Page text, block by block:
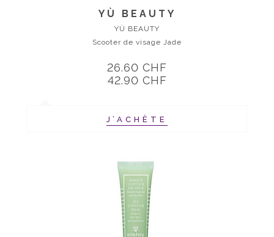
YÙ BEAUTY
YÙ BEAUTY
Scooter de visage Jade
26.60 CHF
42.90 CHF
J’ACHÈTE